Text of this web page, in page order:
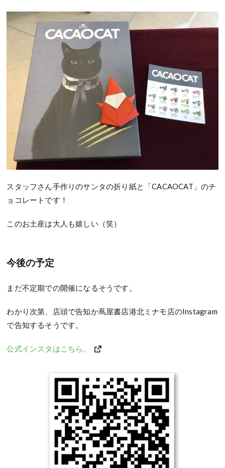
スタッフさん手作りのサンタの折り紙と「CACAOCAT」のチ
ョコレートです！
このお土産は大人も嬉しい（笑）
今後の予定
まだ不定期での開催になるそうです。
わかり次第、店頭で告知か蔦屋書店港北ミナモ店のInstagram
で告知するそうです。
公式インスタはこちら。